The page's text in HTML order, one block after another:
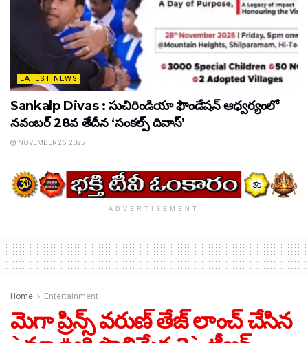
LATEST NEWS
Sankalp Divas : సుచిరిండియా ఫౌండేషన్ ఆధ్వర్యంలో
నవంబర్ 28వ తేదీన ‘సంకల్ప్ దివాస్’
NOVEMBER 26, 2025
ADVERTISEMENT
Home Entertainment
మెగా ప్రిన్స్ వ‌రుణ్ తేజ్ లాంచ్ చేసిన